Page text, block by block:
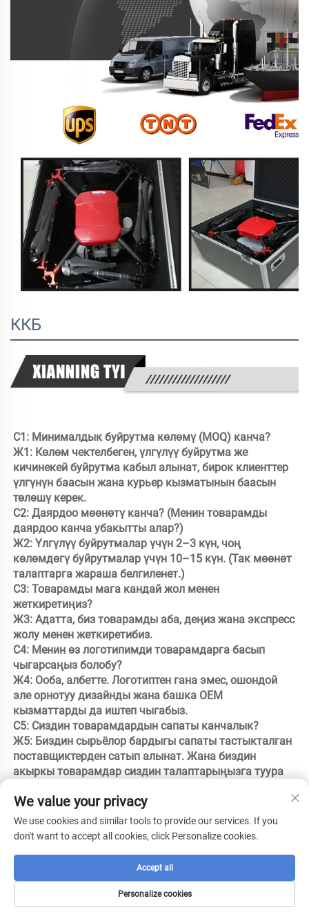
ККБ
С1: Минималдык буйрутма көлөмү (MOQ) канча?
Ж1: Көлөм чектелбеген, үлгүлүү буйрутма же
кичинекей буйрутма кабыл алынат, бирок клиенттер
үлгүнүн баасын жана курьер кызматынын баасын
төлөшү керек.
С2: Даярдоо мөөнөтү канча? (Менин товарамды
даярдоо канча убакытты алар?)
Ж2: Үлгүлүү буйрутмалар үчүн 2–3 күн, чоң
көлөмдөгү буйрутмалар үчүн 10–15 күн. (Так мөөнөт
талаптарга жараша белгиленет.)
С3: Товарамды мага кандай жол менен
жеткиретиңиз?
Ж3: Адатта, биз товарамды аба, деңиз жана экспресс
жолу менен жеткиретибиз.
С4: Менин өз логотипимди товарамдарга басып
чыгарсаңыз болобу?
Ж4: Ооба, албетте. Логотиптен гана эмес, ошондой
эле орнотуу дизайнды жана башка OEM
кызматтарды да иштеп чыгабыз.
С5: Сиздин товарамдардын сапаты канчалык?
Ж5: Биздин сырьёлор бардыгы сапаты тастыкталган
поставщиктерден сатып алынат. Жана биздин
акыркы товарамдар сиздин талаптарыңызга туура
катуу сапат контролүнүн стандарттарын колдонобуз.
С6: Товарларды жеткирүүгө чейин бардыгын сыноо
кылатыңызбы?
С7: Сиздин гарантия мөөнөтү канча?
Ж7: Гарантия мөөнөтү сиз товарамды алгандан
кийин 12 ай. Биз кийинки сатыдагы кызмат
көрсөтүүгө өтө көңүл буратыбыз. кызмат .
We value your privacy
We use cookies and similar tools to provide our services. If you
don't want to accept all cookies, click Personalize cookies.
Personalize cookies
Accept all